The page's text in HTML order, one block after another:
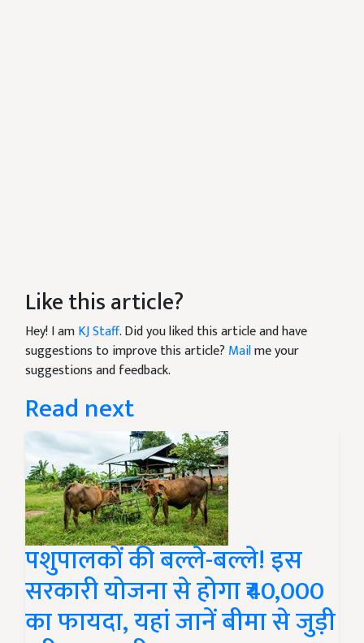
Like this article?
Hey! I amKJ Staff. Did you liked this article and have
suggestions to improve this article? Mailme your
suggestions and feedback.
Read next
पशुपालकों की बल्ले-बल्ले! इस
सरकारी योजना से होगा ₹40,000
का फायदा, यहां जानें बीमा से जुड़ी